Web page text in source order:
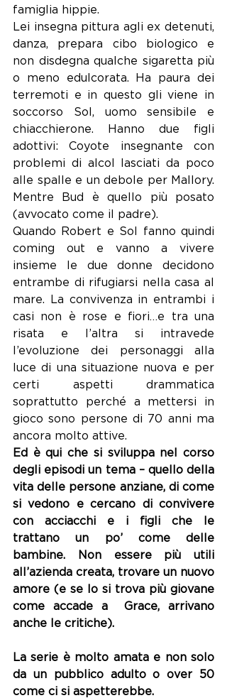
famiglia hippie.
Lei insegna pittura agli ex detenuti,
danza, prepara cibo biologico e
non disdegna qualche sigaretta più
o meno edulcorata. Ha paura dei
terremoti e in questo gli viene in
soccorso Sol, uomo sensibile e
chiacchierone. Hanno due figli
adottivi: Coyote insegnante con
problemi di alcol lasciati da poco
alle spalle e un debole per Mallory.
Mentre Bud è quello più posato
(avvocato come il padre).
Quando Robert e Sol fanno quindi
coming out e vanno a vivere
insieme le due donne decidono
entrambe di rifugiarsi nella casa al
mare. La convivenza in entrambi i
casi non è rose e fiori…e tra una
risata e l’altra si intravede
l’evoluzione dei personaggi alla
luce di una situazione nuova e per
certi aspetti drammatica
soprattutto perché a mettersi in
gioco sono persone di 70 anni ma
ancora molto attive.
Ed è qui che si sviluppa nel corso
degli episodi un tema – quello della
vita delle persone anziane, di come
si vedono e cercano di convivere
con acciacchi e i figli che le
trattano un po’ come delle
bambine. Non essere più utili
all’azienda creata, trovare un nuovo
amore (e se lo si trova più giovane
come accade a  Grace, arrivano
anche le critiche).
La serie è molto amata e non solo
da un pubblico adulto o over 50
come ci si aspetterebbe.